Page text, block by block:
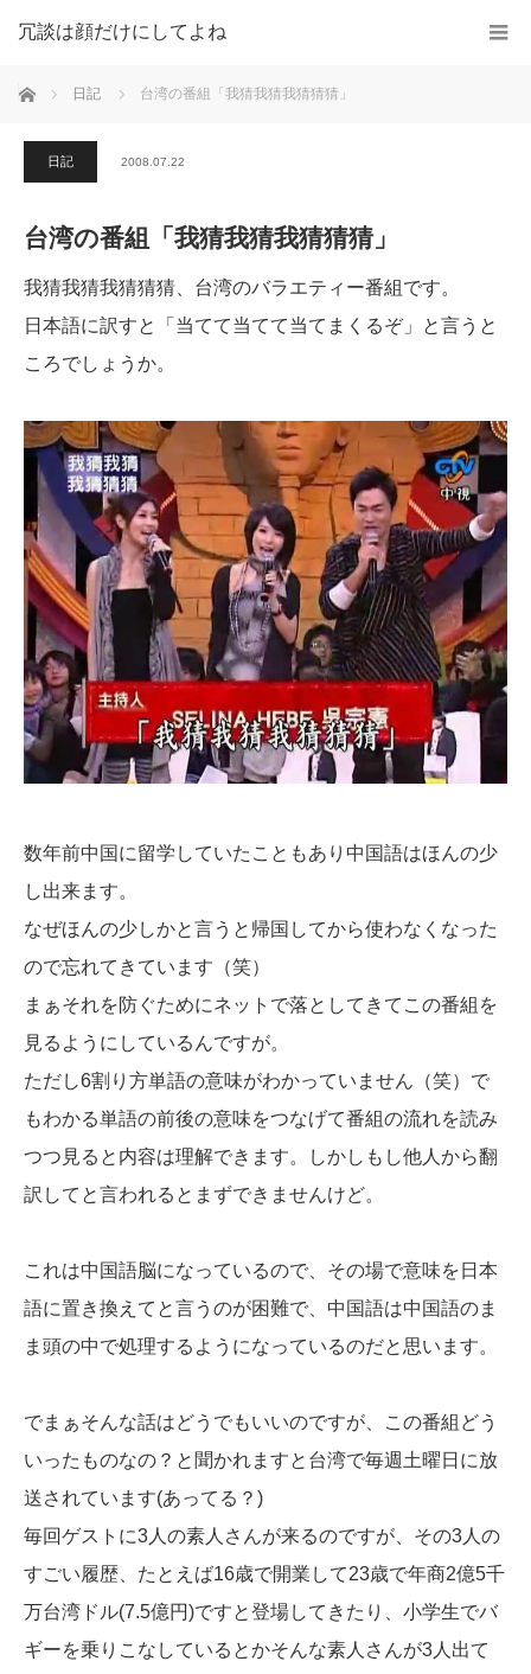
冗談は顔だけにしてよね
ホーム 日記 台湾の番組「我猜我猜我猜猜猜」
日記 2008.07.22
台湾の番組「我猜我猜我猜猜猜」
我猜我猜我猜猜猜、台湾のバラエティー番組です。
日本語に訳すと「当てて当てて当てまくるぞ」と言うと
ころでしょうか。
数年前中国に留学していたこともあり中国語はほんの少
し出来ます。
なぜほんの少しかと言うと帰国してから使わなくなった
ので忘れてきています（笑）
まぁそれを防ぐためにネットで落としてきてこの番組を
見るようにしているんですが。
ただし6割り方単語の意味がわかっていません（笑）で
もわかる単語の前後の意味をつなげて番組の流れを読み
つつ見ると内容は理解できます。しかしもし他人から翻
訳してと言われるとまずできませんけど。
これは中国語脳になっているので、その場で意味を日本
語に置き換えてと言うのが困難で、中国語は中国語のま
ま頭の中で処理するようになっているのだと思います。
でまぁそんな話はどうでもいいのですが、この番組どう
いったものなの？と聞かれますと台湾で毎週土曜日に放
送されています(あってる？)
毎回ゲストに3人の素人さんが来るのですが、その3人の
すごい履歴、たとえば16歳で開業して23歳で年商2億5千
万台湾ドル(7.5億円)ですと登場してきたり、小学生でバ
ギーを乗りこなしているとかそんな素人さんが3人出て